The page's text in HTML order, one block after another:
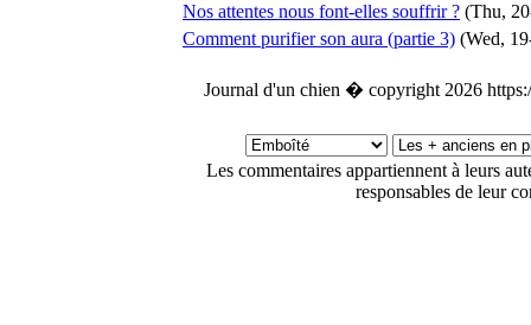
Nos attentes nous font-elles souffrir ? (Thu,
Comment purifier son aura (partie 3) (Wed,
Journal d'un chien � copyright 2026
Les commentaires appartiennent à leurs
responsables de leur